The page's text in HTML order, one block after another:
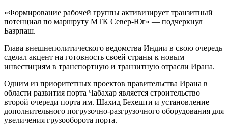
«Формирование рабочей группы активизирует транзитный
потенциал по маршруту МТК Север-Юг» — подчеркнул
Базрпаш.
Глава внешнеполитического ведомства Индии в свою очередь
сделал акцент на готовность своей страны к новым
инвестициям в транспортную и транзитную отрасли Ирана.
Одним из приоритетных проектов правительства Ирана в
области развития порта Чабахар является строительство
второй очереди порта им. Шахид Бехешти и установление
дополнительного погрузочно-разгрузочного оборудования для
увеличения грузооборота порта.